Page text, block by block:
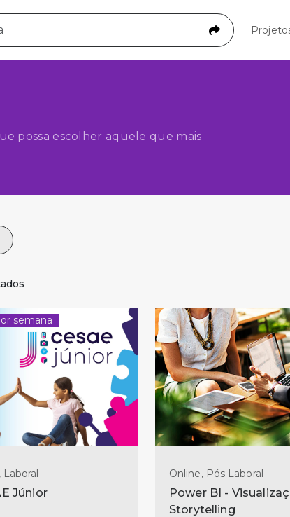
possa escolher aquele que mais
semana
Júnior
Online, Pós Laboral
Power BI -
Storytelling